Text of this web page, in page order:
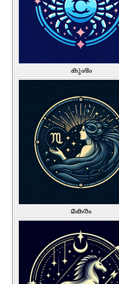
കുംഭം
മകരം